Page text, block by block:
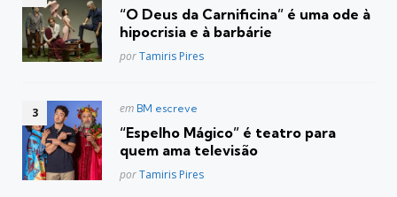
“O Deus da Carnificina” é uma ode à
hipocrisia e à barbárie
Posted
porTamiris Pires
Postado
em BM escreve
“Espelho Mágico” é teatro para
quem ama televisão
Posted
porTamiris Pires